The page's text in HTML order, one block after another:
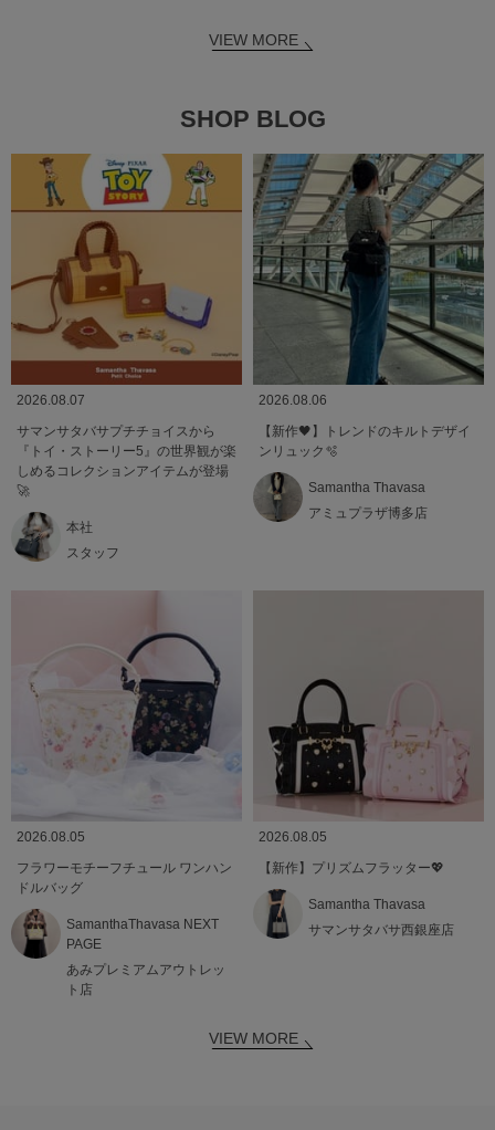
VIEW MORE
SHOP BLOG
2026.08.07
サマンサタバサプチチョイスから
『トイ・ストーリー5』の世界観が楽
しめるコレクションアイテムが登場
🚀
本社
スタッフ
2026.08.06
【新作🖤】トレンドのキルトデザイ
ンリュック🫧
Samantha Thavasa
アミュプラザ博多店
2026.08.05
フラワーモチーフチュール ワンハン
ドルバッグ
SamanthaThavasa NEXT
PAGE
あみプレミアムアウトレッ
ト店
2026.08.05
【新作】プリズムフラッター💖
Samantha Thavasa
サマンサタバサ西銀座店
VIEW MORE